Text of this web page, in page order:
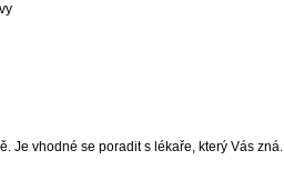
Je vhodné se poradit s lékaře, který Vás zná.